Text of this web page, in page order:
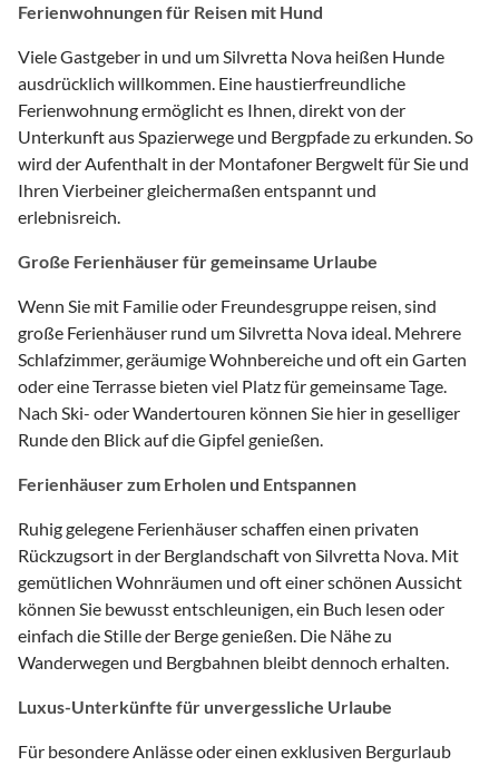
Ferienwohnungen für Reisen mit Hund
Viele Gastgeber in und um Silvretta Nova heißen Hunde
ausdrücklich willkommen. Eine haustierfreundliche
Ferienwohnung ermöglicht es Ihnen, direkt von der
Unterkunft aus Spazierwege und Bergpfade zu erkunden. So
wird der Aufenthalt in der Montafoner Bergwelt für Sie und
Ihren Vierbeiner gleichermaßen entspannt und
erlebnisreich.
Große Ferienhäuser für gemeinsame Urlaube
Wenn Sie mit Familie oder Freundesgruppe reisen, sind
große Ferienhäuser rund um Silvretta Nova ideal. Mehrere
Schlafzimmer, geräumige Wohnbereiche und oft ein Garten
oder eine Terrasse bieten viel Platz für gemeinsame Tage.
Nach Ski- oder Wandertouren können Sie hier in geselliger
Runde den Blick auf die Gipfel genießen.
Ferienhäuser zum Erholen und Entspannen
Ruhig gelegene Ferienhäuser schaffen einen privaten
Rückzugsort in der Berglandschaft von Silvretta Nova. Mit
gemütlichen Wohnräumen und oft einer schönen Aussicht
können Sie bewusst entschleunigen, ein Buch lesen oder
einfach die Stille der Berge genießen. Die Nähe zu
Wanderwegen und Bergbahnen bleibt dennoch erhalten.
Luxus-Unterkünfte für unvergessliche Urlaube
Für besondere Anlässe oder einen exklusiven Bergurlaub